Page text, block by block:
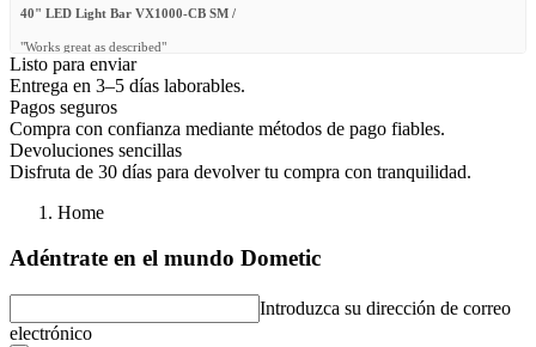
40" LED Light Bar VX1000-CB SM /
"Works great as described"
Derrick B. ( 5/5)
Geile Lightbar
"Geile Lightbar"
—Maximilian P.( 5/5)
Q&A
Listo para enviar
Entrega en 3–5 días laborables.
Pagos seguros
Compra con confianza mediante métodos de pago fiables.
Devoluciones sencillas
Disfruta de 30 días para devolver tu compra con tranquilidad.
Home
Adéntrate en el mundo Dometic
Introduzca su dirección de correo
electrónico